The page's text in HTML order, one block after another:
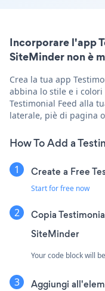
Incorporare l'app
SiteMinder non è
Crea la tua app
abbina lo stile e i
Testimonial Feed alla
laterale, piè di pagina
How To Add a
Create a Free
Start for free now
Copia
SiteMinder
Your code block will
Aggiungi